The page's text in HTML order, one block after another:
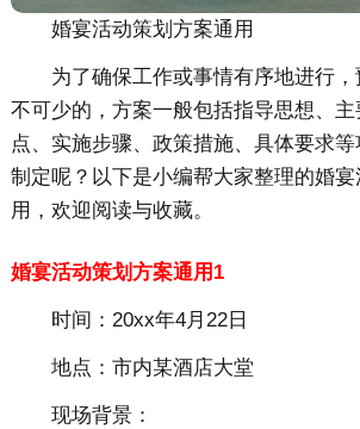
婚宴活动策划方案通用
为了确保工作或事情有序地进行
不可少的，方案一般包括指导思想、
点、实施步骤、政策措施、具体要求
制定呢？以下是小编帮大家整理的婚
用，欢迎阅读与收藏。
婚宴活动策划方案通用1
时间： 20xx年4月22日
地点 ：市内某酒店大堂
现场背景：